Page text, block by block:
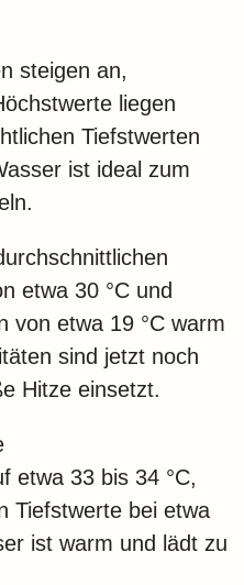
steigen an,
liegen
Tiefstwerten
ist ideal zum
etwa 30 °C und
von etwa 19 °C warm
sind jetzt noch
Hitze einsetzt.
etwa 33 bis 34 °C,
Tiefstwerte bei etwa
ist warm und lädt zu